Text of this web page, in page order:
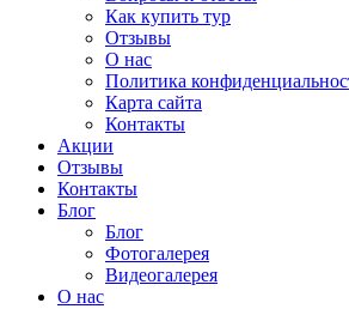
Как купить тур
Отзывы
О нас
Политика
Карта сайта
Контакты
Акции
Отзывы
Контакты
Блог
Блог
Фотогалерея
Видеогалерея
О нас